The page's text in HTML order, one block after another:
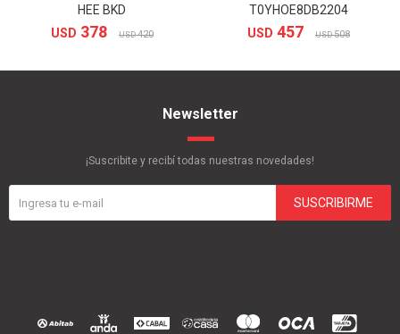
HEE BKD
USD 378 USD 420
T0YHOE8DB2204
USD 457 USD 508
Newsletter
¡Suscribite y recibí todas nuestras novedades!
SUSCRIBIRME